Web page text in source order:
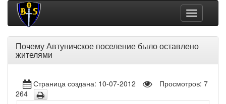
Toggle
navigation
Почему Автуничское поселение было оставлено
жителями
Страница создана: 10-07-2012
Просмотров: 7
264